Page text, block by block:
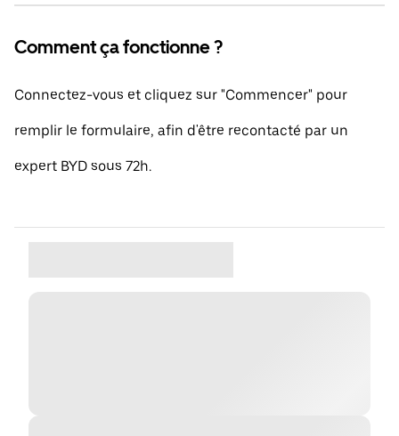
Comment ça fonctionne ?
Connectez-vous et cliquez sur "Commencer" pour
remplir le formulaire, afin d'être recontacté par un
expert BYD sous 72h.